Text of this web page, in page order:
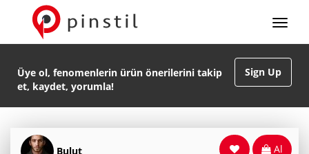
Sign Up
Üye ol, fenomenlerin ürün önerilerini takip
et, kaydet, yorumla!
Bulut Al